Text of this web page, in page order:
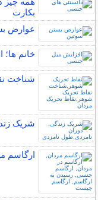
بکارت
عوارض
خانم
شناخت
شریک
ارگاسم